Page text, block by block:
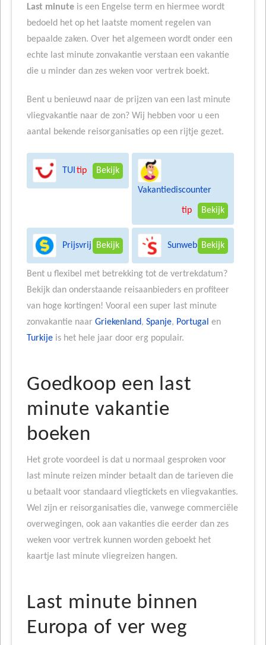
Last minuteis een Engelse term en hiermee wordt
bedoeld het op het laatste moment regelen van
bepaalde zaken. Over het algemeen wordt onder een
echte last minute zonvakantie verstaan een vakantie
die u minder dan zes weken voor vertrek boekt.
Bent u benieuwd naar de prijzen van een last minute
vliegvakantie naar de zon? Wij hebben voor u een
aantal bekende reisorganisaties op een rijtje gezet.
TUI Bekijk
tip
Vakantiediscounter
Bekijk
tip
Prijsvrij Bekijk Sunweb Bekijk
Bent u flexibel met betrekking tot de vertrekdatum?
Bekijk dan onderstaande reisaanbieders en profiteer
van hoge kortingen! Vooral een super last minute
zonvakantie naar Griekenland, Spanje, Portugal en
Turkijeis het hele jaar door erg populair.
Goedkoop een last
minute vakantie
boeken
Het grote voordeel is dat u normaal gesproken voor
last minute reizen minder betaalt dan de tarieven die
u betaalt voor standaard vliegtickets en vliegvakanties.
Wel zijn er reisorganisaties die, vanwege commerciële
overwegingen, ook aan vakanties die eerder dan zes
weken voor vertrek kunnen worden geboekt het
kaartje last minute vliegreizen hangen.
Last minute binnen
Europa of ver weg